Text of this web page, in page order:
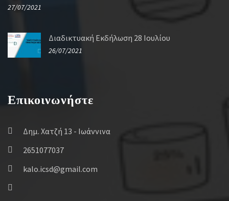
27/07/2021
Διαδικτυακή Εκδήλωση 28 Ιουλίου
26/07/2021
Επικοινωνήστε
Δημ. Χατζή 13 - Ιωάννινα
2651077037
kalo.icsd@gmail.com